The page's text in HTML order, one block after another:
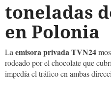
toneladas
en Polonia
La emisora privada TVN24
rodeado por el chocolate que
impedía el tráfico en ambas